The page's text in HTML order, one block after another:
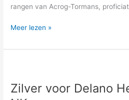
rangen van Acrog-Tormans,
Meer lezen »
Zilver voor Delano
Delano
Heeren